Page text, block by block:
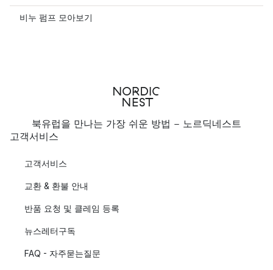
비누 펌프 모아보기
북유럽을 만나는 가장 쉬운 방법 - 노르딕네스트
고객서비스
고객서비스
교환 & 환불 안내
반품 요청 및 클레임 등록
뉴스레터구독
FAQ - 자주묻는질문